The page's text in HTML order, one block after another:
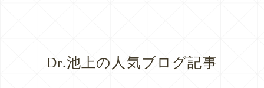
Dr.池上の人気ブログ記事